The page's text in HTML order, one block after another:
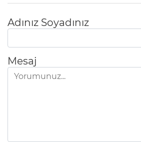
Adınız Soyadınız
Mesaj